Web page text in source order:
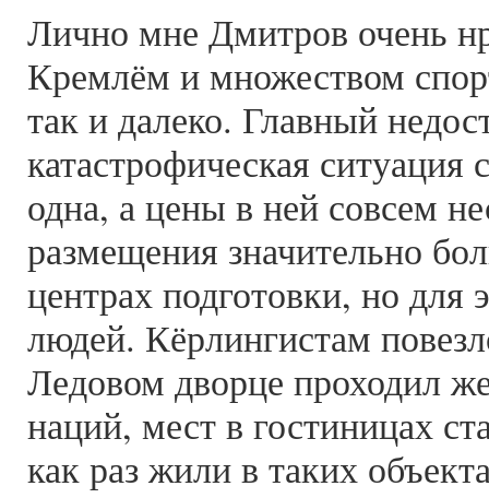
Лично мне Дмитров очень
Кремлём и множеством
так и далеко. Главный
катастрофическая
одна, а цены в ней совсем
размещения значительно
центрах подготовки, но
людей. Кёрлингистам
Ледовом дворце проходил
наций, мест в гостиницах
как раз жили в таких